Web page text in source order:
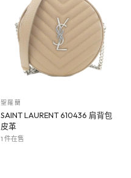
聖羅蘭
SAINT LAURENT 610436 肩背包
皮革
1 件在售